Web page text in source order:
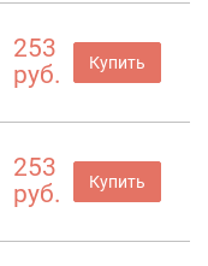
253
руб.
Купить
253
руб.
Купить